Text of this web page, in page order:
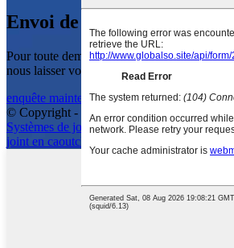
Envoi de demandes
Pour toute demande de renseignements sur
nous laisser votre e-mail et nous contacter
enquête maintenant
© Copyright - 2010-2023 : Tous droits
Systèmes de joints de dilatation,Plier 5j,
joint en caoutchouc